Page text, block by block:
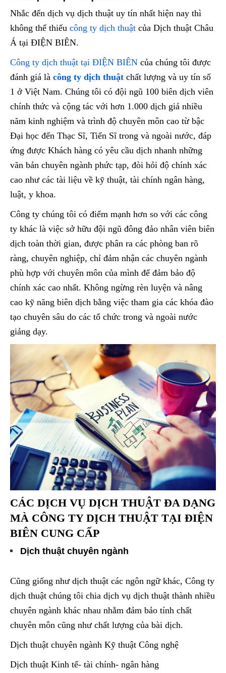
Nhắc đến dịch vụ dịch thuật uy tín nhất hiện nay thì
không thể thiếu công ty dịch thuật của Dịch thuật Châu
Á tại ĐIỆN BIÊN.
Công ty dịch thuật tại ĐIỆN BIÊN của chúng tôi được
đánh giá là công ty dịch thuật chất lượng và uy tín số
1 ở Việt Nam. Chúng tôi có đội ngũ 100 biên dịch viên
chính thức và cộng tác với hơn 1.000 dịch giả nhiều
năm kinh nghiệm và trình độ chuyên môn cao từ bậc
Đại học đến Thạc Sĩ, Tiến Sĩ trong và ngoài nước, đáp
ứng được Khách hàng có yêu cầu dịch nhanh những
văn bản chuyên ngành phức tạp, đòi hỏi độ chính xác
cao như các tài liệu về kỹ thuật, tài chính ngân hàng,
luật, y khoa.
Công ty chúng tôi có điểm mạnh hơn so với các công
ty khác là việc sở hữu đội ngũ đông đảo nhân viên biên
dịch toàn thời gian, được phân ra các phòng ban rõ
ràng, chuyên nghiệp, chỉ đảm nhận các chuyên ngành
phù hợp với chuyên môn của mình để đảm bảo độ
chính xác cao nhất. Không ngừng rèn luyện và nâng
cao kỹ năng biên dịch bằng việc tham gia các khóa đào
tạo chuyên sâu do các tổ chức trong và ngoài nước
giảng dạy.
CÁC DỊCH VỤ DỊCH THUẬT ĐA DẠNG
MÀ CÔNG TY DỊCH THUẬT TẠI ĐIỆN
BIÊN CUNG CẤP
Dịch thuật chuyên ngành
Cũng giống như dịch thuật các ngôn ngữ khác, Công ty
dịch thuật chúng tôi chia dịch vụ dịch thuật thành nhiều
chuyên ngành khác nhau nhằm đảm bảo tính chất
chuyên môn cũng như chất lượng của bài dịch.
Dịch thuật chuyên ngành Kỹ thuật Công nghệ
Dịch thuật Kinh tế- tài chính- ngân hàng